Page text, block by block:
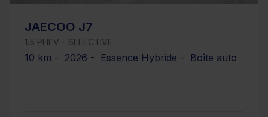
JAECOO J7
1.5 PHEV - SELECTIVE
10 km - 2026 - Essence Hybride - Boîte auto